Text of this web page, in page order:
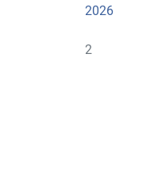
2026
2